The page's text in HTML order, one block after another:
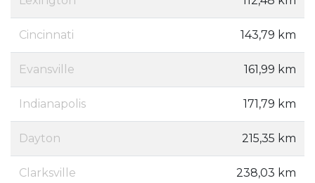
Cincinnati 143,79 km
Evansville 161,99 km
Indianapolis 171,79 km
Dayton 215,35 km
Clarksville 238,03 km